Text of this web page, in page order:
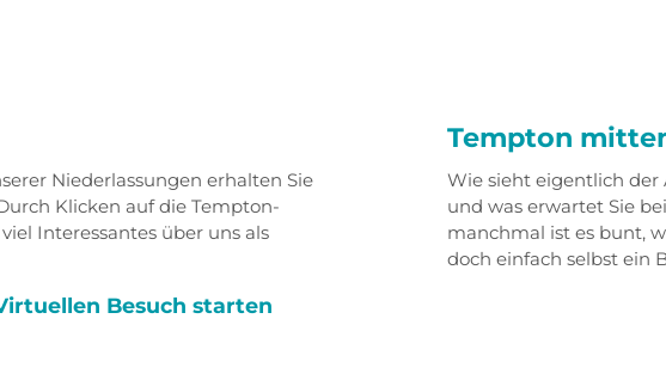
Niederlassungen erhalten Sie
Klicken auf die Tempton-
Interessantes über uns als
Besuch starten
Tempton
Wie sieht eigentlich der
und was erwartet Sie
manchmal ist es bunt,
doch einfach selbst ein